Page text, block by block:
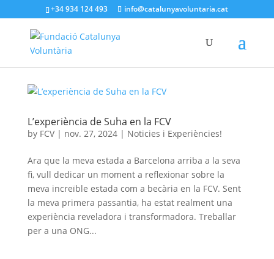
+34 934 124 493 info@catalunyavoluntaria.cat
L’experiència de Suha en la FCV
by FCV| nov. 27, 2024| Noticies i Experiències!
Ara que la meva estada a Barcelona arriba a la seva
fi, vull dedicar un moment a reflexionar sobre la
meva increïble estada com a becària en la FCV. Sent
la meva primera passantia, ha estat realment una
experiència reveladora i transformadora. Treballar
per a una ONG...